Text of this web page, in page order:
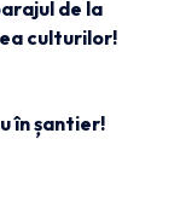
de la
culturilor!
în șantier!